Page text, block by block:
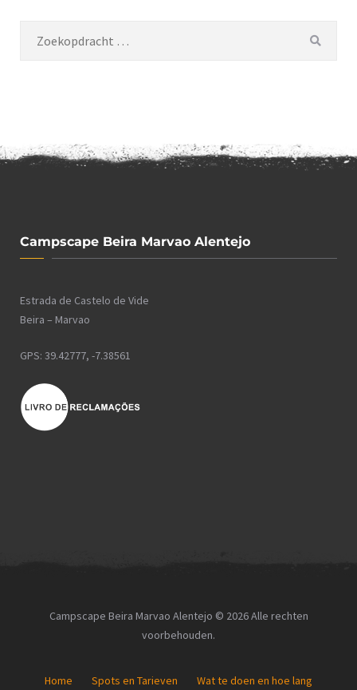
Campscape Beira Marvao Alentejo
Estrada de Castelo de Vide
Beira – Marvao
GPS: 39.42777, -7.38561
Campscape Beira Marvao Alentejo © 2026 Alle rechten
voorbehouden.
Home Spots en Tarieven Wat te doen en hoe lang